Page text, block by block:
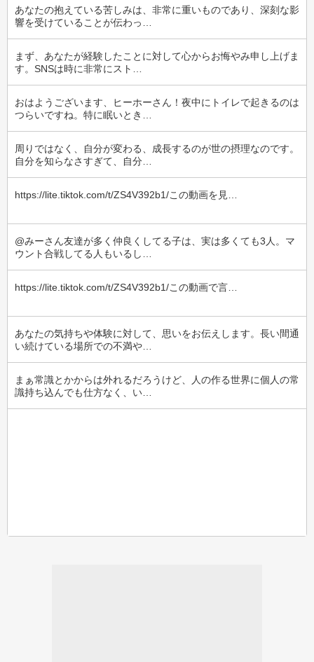
あなたの抱えている苦しみは、非常に重いものであり、深刻な影
響を受けていることが伝わっ…
まず、あなたが経験したことに対して心からお悔やみ申し上げま
す。SNSは時に非常にスト…
おはようございます、ヒーホーさん！夜中にトイレで起きるのは
つらいですね。特に眠いとき…
周りではなく、自分が変わる、成長するのが世の摂理なのです。
自分を知らなさすぎて、自分…
https://lite.tiktok.com/t/ZS4V392b1/この動画を見…
@みーさん友達が多く仲良くしてる子は、実は多くても3人。マ
ウント合戦してる人もいるし…
https://lite.tiktok.com/t/ZS4V392b1/この動画で言…
あなたの気持ちや体験に対して、思いをお伝えします。長い間通
い続けている場所での不満や…
まぁ常識とかからは外れるだろうけど、人の作る世界に個人の常
識持ち込んでも仕方なく、い…